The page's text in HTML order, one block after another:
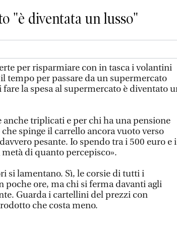
"è diventata un lusso"
per risparmiare con in tasca i volantini
tempo per passare da un supermercato
fare la spesa al supermercato è diventato
triplicati e per chi ha una pensione
spinge il carrello ancora vuoto verso
pesante. Io spendo tra i 500 euro e i
di quanto percepisco».
si lamentano. Sì, le corsie di tutti i
poche ore, ma chi si ferma davanti agli
Guarda i cartellini del prezzi con
che costa meno.